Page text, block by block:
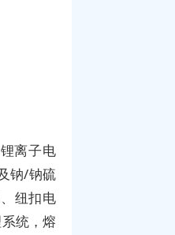
离子电
钠/钠硫
纽扣电
统，熔